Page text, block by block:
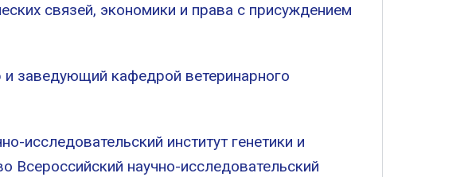
связей, экономики и права с присуждением
и заведующий кафедрой ветеринарного
исследовательский институт генетики и
Всероссийский научно-исследовательский